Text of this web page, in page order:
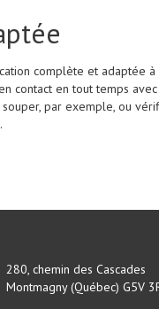
complète et
contact en tout temps
par exemple, ou
280, chemin des Cascades
Montmagny (Québec) G5V